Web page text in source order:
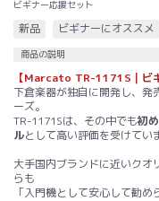
ビギナー応援セット
新品 ビギナーにオススメ
商品の説明
【Marcato TR-1171S｜ビ
下倉楽器が独自に開発し、
ーズ。
TR-1171Sは、その中でも初
ルとして高い評価を受けてい
大手国内ブランドに近いクオ
らも
「入門機として安心して勧